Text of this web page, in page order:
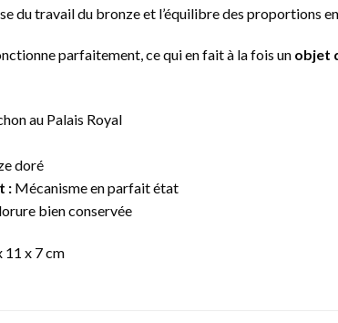
du travail du bronze et l’équilibre des proportions
parfaitement, ce qui en fait à la fois un objet
au Palais Royal
doré
: Mécanisme en parfait état
bien conservée
11 x 7 cm